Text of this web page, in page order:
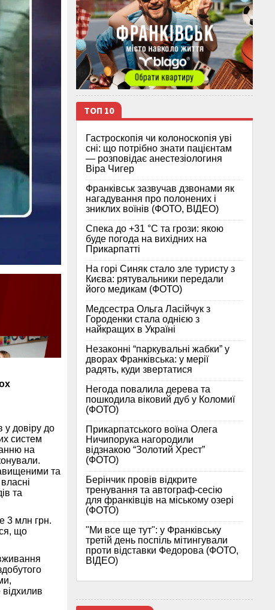
у довіру до
систем
на
та
та
3 млн грн.
що
ТОП 10
Гастроскопія чи колоноскопія уві
сні: що потрібно знати пацієнтам
— розповідає анестезіологиня
Віра Чигер
Франківськ зазвучав дзвонами як
нагадування про полонених і
зниклих воїнів (ФОТО, ВІДЕО)
Спека до +31 °C та грози: якою
буде погода на вихідних на
Прикарпатті
На горі Синяк стало зле туристу з
Києва: рятувальники передали
його медикам (ФОТО)
Медсестра Ольга Ласійчук з
Городенки стала однією з
найкращих в Україні
Незаконні “паркувальні жабки” у
дворах Франківська: у мерії
радять, куди звертатися
Негода повалила дерева та
пошкодила віковий дуб у Коломиї
(ФОТО)
Прикарпатського воїна Олега
Ничипорука нагородили
відзнакою “Золотий Хрест”
(ФОТО)
Берінчик провів відкрите
тренування та автограф-сесію
для франківців на міському озері
(ФОТО)
"Ми все ще тут": у Франківську
третій день поспіль мітингували
проти відставки Федорова (ФОТО,
ВІДЕО)